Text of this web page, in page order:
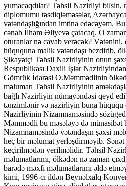
yumacaqdılar? Təhsil Nazirliyi bilsin,
diplomumu təsdiqləməsələr,
vətəndaşlığından imtina edəcəyəm.
cənab İlham Əliyevə çatacaq. O
oturanlar nə cavab verəcək? Vətənini,
hüququna malik vətəndaşı bezdirib,
Şikayətçi Təhsil Nazirliyinin onun
Respublikası Daxili İşlər
Gömrük İdarəsi O.Məmmədlinin
məlumatı Təhsil Nazirliyinin
bağlı Nazirliyin nümayəndəsi qeyd
tənzimlənir və nazirliyin buna hüququ
Nazirliyinin Nizamnaməsində
Məmmədli bu məsələyə də
Nizamnaməsində vətəndaşın şəxsi
heç bir məlumat yerləşdirməyib. Sənət
keçirilmədən verilməlidir. Təhsil
məlumatlarımı, ölkədən nə zaman
barədə məxfi məlumatlarımı əldə
kimi, 1996-cı ildən Beynəlxalq